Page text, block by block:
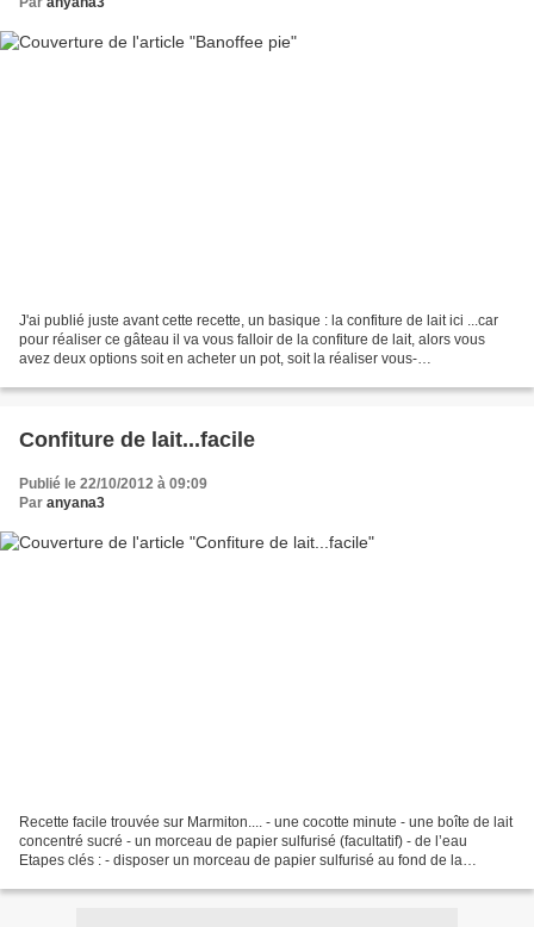
J'ai publié juste avant cette recette, un basique : la confiture de lait ici ...car
pour réaliser ce gâteau il va vous falloir de la confiture de lait, alors vous
avez deux options soit en acheter un pot, soit la réaliser vous-
Confiture de lait...facile
Publié le 22/10/2012 à 09:09
Par anyana3
Recette facile trouvée sur Marmiton.... - une cocotte minute - une boîte de lait
concentré sucré - un morceau de papier sulfurisé (facultatif) - de l’eau
Etapes clés : - disposer un morceau de papier sulfurisé au fond de la